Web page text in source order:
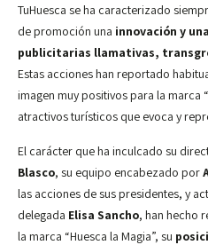
TuHuesca se ha caracterizado
de promoción una innovación y
publicitarias llamativas,
Estas acciones han reportado
imagen muy positivos para la marca
atractivos turísticos que evoca y
El carácter que ha inculcado su
Blasco, su equipo encabezado por
las acciones de sus presidentes, y
delegada Elisa Sancho, han hecho
la marca “Huesca la Magia”, su